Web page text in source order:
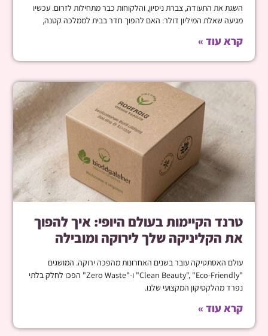
השגת את התעודה, צברת ניסיון, והלקוחות כבר מתחילות לזרום. עכשיו
מגיעה שאלת המיליון דולר: האם להפוך חדר בבית לממלכה קטנה,
קרא עוד »
טרנד הקיימות בעולם היופי: איך להפוך
את הקליניקה שלך לירוקה ומובילה
עולם האסתטיקה עובר בשנים האחרונות מהפכה ירוקה. המושגים
"Clean Beauty", "Eco-Friendly" ו-"Zero Waste" הפכו לחלק בלתי
נפרד מהלקסיקון המקצועי שלנו.
קרא עוד »